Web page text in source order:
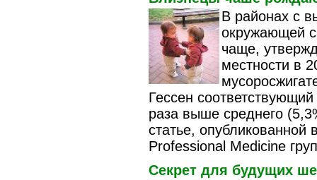
В районах с
окружающей
чаще,
местности в
Гессен
раза выше среднего
статье,
Professional Medicine
Секрет для будущих